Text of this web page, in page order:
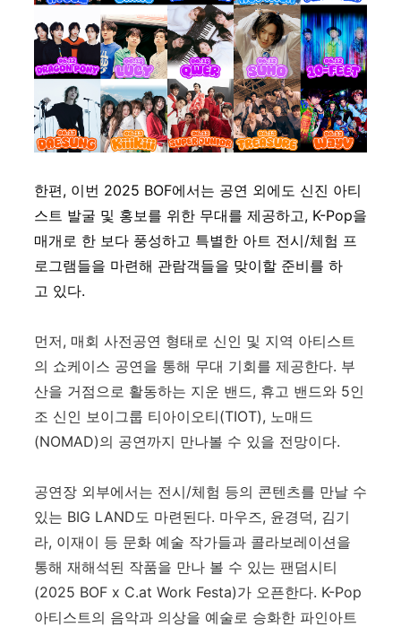
한편, 이번 2025 BOF에서는 공연 외에도 신진 아티
스트 발굴 및 홍보를 위한 무대를 제공하고, K-Pop을
매개로 한 보다 풍성하고 특별한 아트 전시/체험 프
로그램들을 마련해 관람객들을 맞이할 준비를 하
고 있다.
먼저, 매회 사전공연 형태로 신인 및 지역 아티스트
의 쇼케이스 공연을 통해 무대 기회를 제공한다. 부
산을 거점으로 활동하는 지운 밴드, 휴고 밴드와 5인
조 신인 보이그룹 티아이오티(TIOT), 노매드
(NOMAD)의 공연까지 만나볼 수 있을 전망이다.
공연장 외부에서는 전시/체험 등의 콘텐츠를 만날 수
있는 BIG LAND도 마련된다. 마우즈, 윤경덕, 김기
라, 이재이 등 문화 예술 작가들과 콜라보레이션을
통해 재해석된 작품을 만나 볼 수 있는 팬덤시티
(2025 BOF x C.at Work Festa)가 오픈한다. K-Pop
아티스트의 음악과 의상을 예술로 승화한 파인아트